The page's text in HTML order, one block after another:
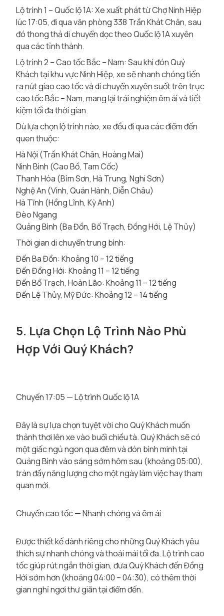
Lộ trình 1 – Quốc lộ 1A: Xe xuất phát từ Chợ Ninh Hiệp
lúc 17:05, đi qua văn phòng 338 Trần Khát Chân, sau
đó thong thả di chuyển dọc theo Quốc lộ 1A xuyên
qua các tỉnh thành.
Lộ trình 2 – Cao tốc Bắc – Nam: Sau khi đón Quý
Khách tại khu vực Ninh Hiệp, xe sẽ nhanh chóng tiến
ra nút giao cao tốc và di chuyển xuyên suốt trên trục
cao tốc Bắc – Nam, mang lại trải nghiệm êm ái và tiết
kiệm tối đa thời gian.
Dù lựa chọn lộ trình nào, xe đều đi qua các điểm đến
quen thuộc:
Hà Nội (Trần Khát Chân, Hoàng Mai)
Ninh Bình (Cao Bồ, Tam Cốc)
Thanh Hóa (Bỉm Sơn, Hà Trung, Nghi Sơn)
Nghệ An (Vinh, Quán Hành, Diễn Châu)
Hà Tĩnh (Hồng Lĩnh, Kỳ Anh)
Đèo Ngang
Quảng Bình (Ba Đồn, Bố Trạch, Đồng Hới, Lệ Thủy)
Thời gian di chuyển trung bình:
Đến Ba Đồn: Khoảng 10 – 12 tiếng
Đến Đồng Hới: Khoảng 11 – 12 tiếng
Đến Bố Trạch, Hoàn Lão: Khoảng 11 – 12 tiếng
Đến Lệ Thủy, Mỹ Đức: Khoảng 12 – 14 tiếng
5. Lựa Chọn Lộ Trình Nào Phù
Hợp Với Quý Khách?
Chuyến 17:05 — Lộ trình Quốc lộ 1A
Đây là sự lựa chọn tuyệt vời cho Quý Khách muốn
thảnh thơi lên xe vào buổi chiều tà. Quý Khách sẽ có
một giấc ngủ ngon qua đêm và đón bình minh tại
Quảng Bình vào sáng sớm hôm sau (khoảng 05:00),
tràn đầy năng lượng cho một ngày làm việc hay tham
quan mới.
Chuyến cao tốc — Nhanh chóng và êm ái
Được thiết kế dành riêng cho những Quý Khách yêu
thích sự nhanh chóng và thoải mái tối đa. Lộ trình cao
tốc giúp rút ngắn thời gian, đưa Quý Khách đến Đồng
Hới sớm hơn (khoảng 04:00 – 04:30), có thêm thời
gian nghỉ ngơi thư giãn tại điểm đến.